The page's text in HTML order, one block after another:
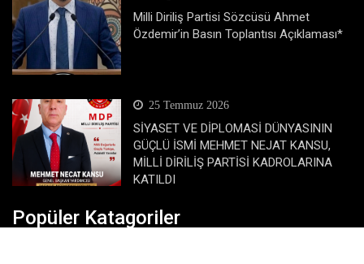
Milli Diriliş Partisi Sözcüsü Ahmet
Özdemir’in Basın Toplantısı Açıklaması*
25 Temmuz 2026
SİYASET VE DİPLOMASİ DÜNYASININ
GÜÇLÜ İSMİ MEHMET NEJAT KANSU,
MİLLİ DİRİLİŞ PARTİSİ KADROLARINA
KATILDI
Popüler Katagoriler